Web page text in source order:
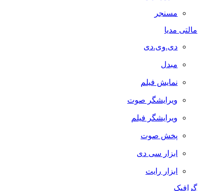
مسنجر
مالتی مدیا
دی.وی.دی
مبدل
نمایش فیلم
ویرایشگر صوت
ویرایشگر فیلم
پخش صوت
ابزار سی دی
ابزار رایت
گرافیک